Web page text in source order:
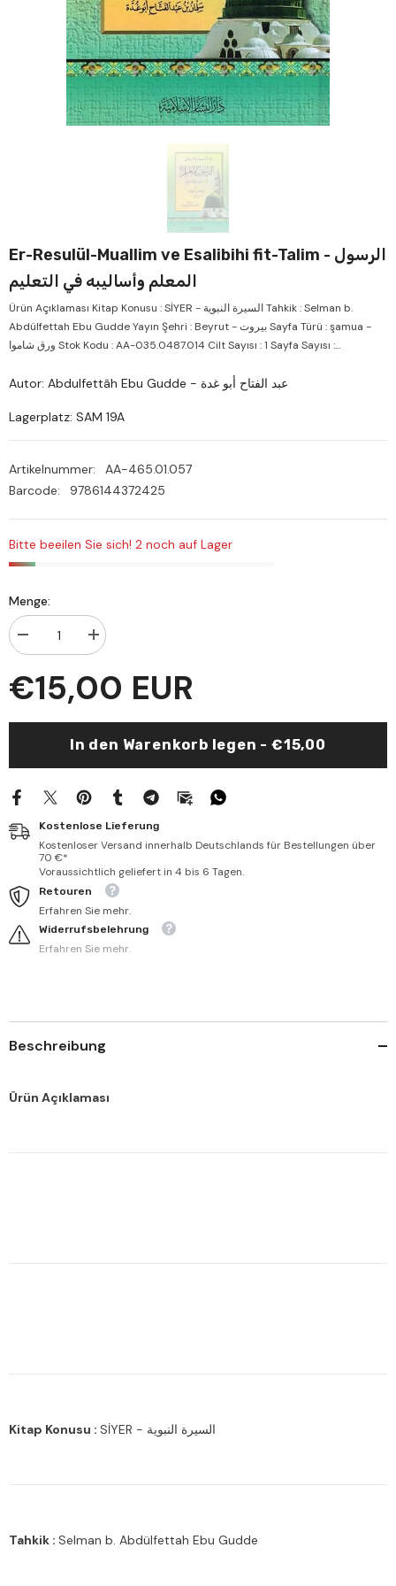
Er-Resulül-Muallim ve Esalibihi fit-Talim - الرسول
المعلم وأساليبه في التعليم
Ürün Açıklaması Kitap Konusu : SİYER - السيرة النبوية Tahkik : Selman b.
Abdülfettah Ebu Gudde Yayın Şehri : Beyrut - بيروت Sayfa Türü : şamua -
ورق شاموا Stok Kodu : AA-035.0487.014 Cilt Sayısı : 1 Sayfa Sayısı :...
Autor: Abdulfettâh Ebu Gudde - عبد الفتاح أبو غدة
Lagerplatz: SAM 19A
Artikelnummer:
AA-465.01.057
Barcode:
9786144372425
Bitte beeilen Sie sich! 2 noch auf Lager
Menge:
verringern
Er-
Resulül-
ve
المعلم
في
التعليم
Menge
erhöhen
Er-
Resulül-
ve
fit-
الرسول
المعلم
في
التعليم
€15,00 EUR
In den Warenkorb legen - €15,00
Kostenlose Lieferung
Kostenloser Versand innerhalb Deutschlands für Bestellungen über
70 €*
Voraussichtlich geliefert in 4 bis 6 Tagen.
Retouren
Erfahren Sie mehr.
Widerrufsbelehrung
Erfahren Sie mehr.
Beschreibung
Ürün Açıklaması
Kitap Konusu : SİYER - السيرة النبوية
Tahkik : Selman b. Abdülfettah Ebu Gudde